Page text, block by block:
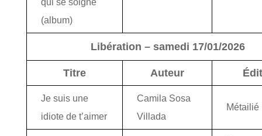
(album)
Libération – samedi 17/01/2026
Titre Auteur
Je suis une
idiote de t’aimer
Camila Sosa
Villada
Métailié